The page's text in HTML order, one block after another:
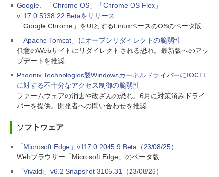
Google、「Chrome OS」「Chrome OS Flex」
v117.0.5938.22 Betaをリリース
「Google Chrome」をUIとするLinuxベースのOSのベータ版
「Apache Tomcat」にオープンリダイレクトの脆弱性
任意のWebサイトにリダイレクトされる恐れ。最新版へのアッ
プデートを推奨
Phoenix Technologies製WindowsカーネルドライバーにIOCTL
に対する不十分なアクセス制御の脆弱性
ファームウェアの消去や改ざんの恐れ。6月に対策済みドライ
バーを提供。開発者への問い合わせを推奨
ソフトウェア
「Microsoft Edge」v117.0.2045.9 Beta（23/08/25）
Webブラウザー「Microsoft Edge」のベータ版
「Vivaldi」v6.2 Snapshot 3105.31（23/08/26）